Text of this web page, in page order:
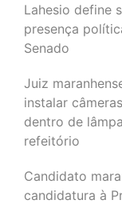
Lahesio define
presença
Senado
Juiz
instalar
dentro de
refeitório
Candidato
candidatura à